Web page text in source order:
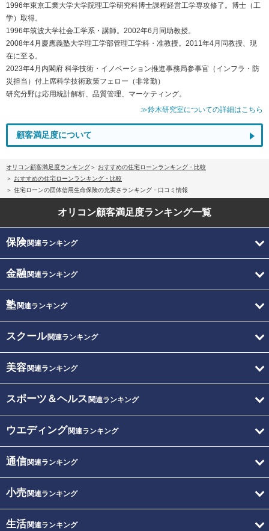
1996年東京工業大学大学院理工学研究科博士課程経営工学専攻修了。博士（工
学）取得。
1996年筑波大学社会工学系・講師。2002年6月同助教授。
2008年4月慶應義塾大学理工学部管理工学科・准教授。2011年4月同教授、現
在に至る。
2023年4月内閣府 科学技術・イノベーション推進事務局参事官（インフラ・防
災担当）付上席科学技術政策フェロー（非常勤）
研究分野は応用統計解析、品質管理、マーケティング。
≫鈴木研究室についての詳細はこちら
顧客満足度について
オリコン顧客満足度ランキング
おすすめの住宅ローンランキング・比較
おすすめの住宅ローンランキング・比較
住宅ローンの団体信用生命保険の充実さランキング・口コミ情報
オリコン顧客満足度ランキング一覧
保険関連ランキング
金融関連ランキング
塾関連ランキング
スクール関連ランキング
美容関連ランキング
スポーツ＆ヘルス 関連ランキング
ウエディング関連ランキング
通信関連ランキング
小売関連ランキング
生活関連ランキング